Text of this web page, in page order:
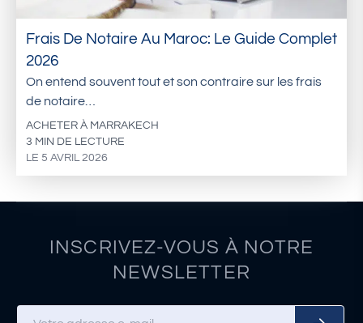
Frais De Notaire Au Maroc: Le Guide Complet
2026
On entend souvent tout et son contraire sur les frais
de notaire…
ACHETER À MARRAKECH
3 MIN DE LECTURE
LE 5 AVRIL 2026
INSCRIVEZ-VOUS À NOTRE
NEWSLETTER